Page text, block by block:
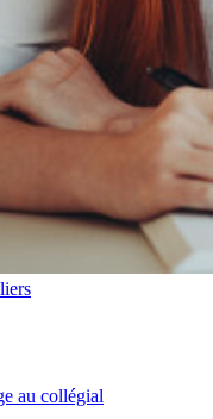
au collégial